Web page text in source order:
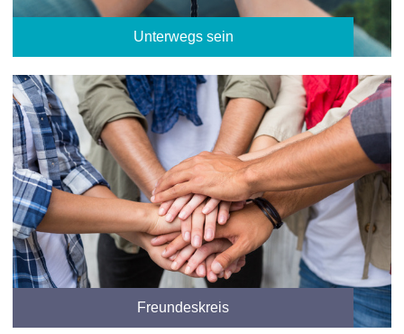
Unterwegs sein
Freundeskreis